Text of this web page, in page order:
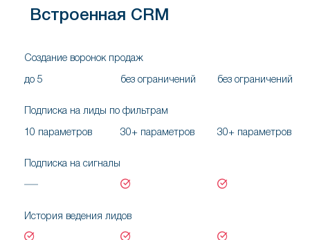
Встроенная CRM
Создание воронок продаж
до 5 без ограничений без ограничений
Подписка на лиды по фильтрам
10 параметров 30+ параметров 30+ параметров
Подписка на сигналы
История ведения лидов